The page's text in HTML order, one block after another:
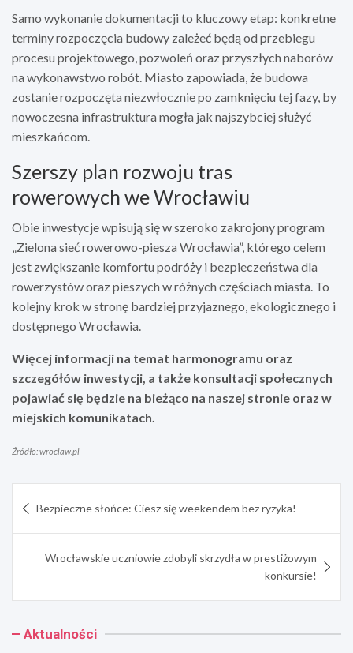
Samo wykonanie dokumentacji to kluczowy etap: konkretne
terminy rozpoczęcia budowy zależeć będą od przebiegu
procesu projektowego, pozwoleń oraz przyszłych naborów
na wykonawstwo robót. Miasto zapowiada, że budowa
zostanie rozpoczęta niezwłocznie po zamknięciu tej fazy, by
nowoczesna infrastruktura mogła jak najszybciej służyć
mieszkańcom.
Szerszy plan rozwoju tras
rowerowych we Wrocławiu
Obie inwestycje wpisują się w szeroko zakrojony program
„Zielona sieć rowerowo-piesza Wrocławia”, którego celem
jest zwiększanie komfortu podróży i bezpieczeństwa dla
rowerzystów oraz pieszych w różnych częściach miasta. To
kolejny krok w stronę bardziej przyjaznego, ekologicznego i
dostępnego Wrocławia.
Więcej informacji na temat harmonogramu oraz
szczegółów inwestycji, a także konsultacji społecznych
pojawiać się będzie na bieżąco na naszej stronie oraz w
miejskich komunikatach.
Źródło: wroclaw.pl
wpisu
Bezpieczne słońce: Ciesz się weekendem bez ryzyka!
Wrocławskie uczniowie zdobyli skrzydła w prestiżowym
konkursie!
Aktualności